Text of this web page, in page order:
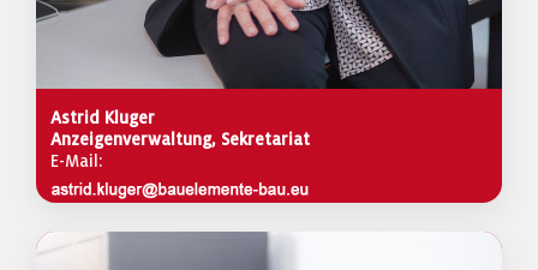
Astrid Kluger
Anzeigenverwaltung, Sekretariat
E-Mail: